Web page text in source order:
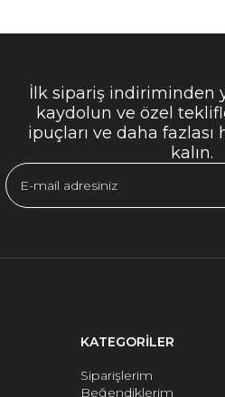
İlk sipariş indiriminden
kaydolun ve özel
ipuçları ve daha fazlası
kalın.
KATEGORİLER
Siparişlerim
Beğendiklerim